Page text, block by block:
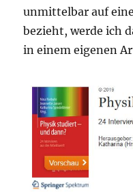
unmittelbar auf
bezieht, werde ich
in einem eigenen